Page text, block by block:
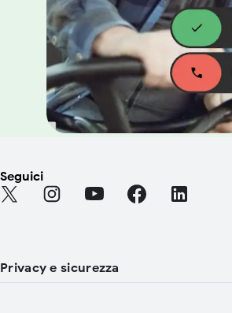
Seguici
Find Android on Twitter (Si apre in una
Find Android on Instagram (Si
Find Android on
Find Android on
Find
Privacy e sicurezza